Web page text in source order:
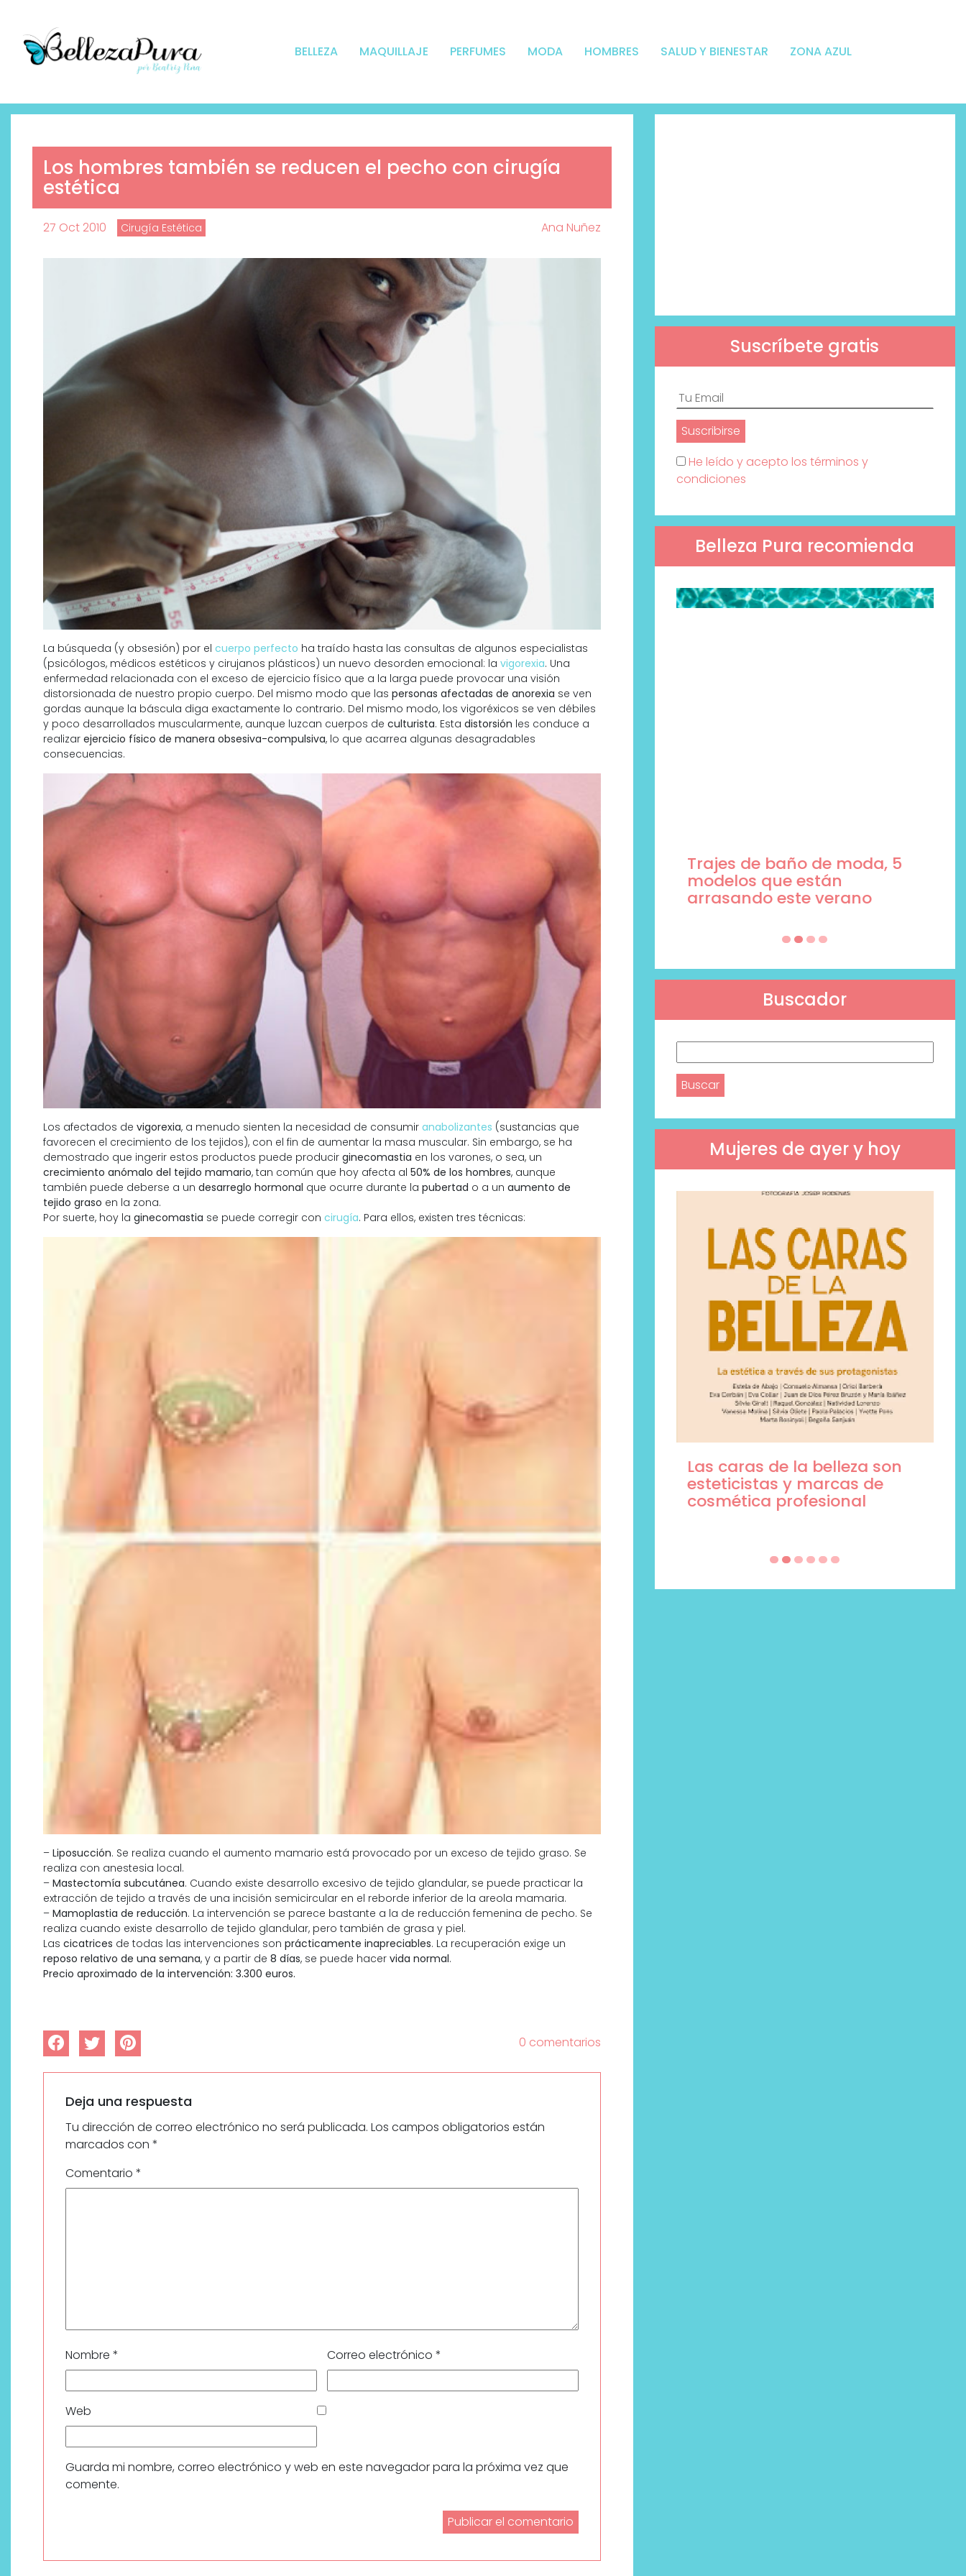
BELLEZA MAQUILLAJE PERFUMES MODA HOMBRES SALUD Y BIENESTAR ZONA AZUL
Los hombres también se reducen el pecho con cirugía
estética
27 Oct 2010 Cirugía Estética Ana Nuñez
La búsqueda (y obsesión) por el cuerpo perfecto ha traído hasta las consultas de algunos especialistas
(psicólogos, médicos estéticos y cirujanos plásticos) un nuevo desorden emocional: la vigorexia. Una
enfermedad relacionada con el exceso de ejercicio físico que a la larga puede provocar una visión
distorsionada de nuestro propio cuerpo. Del mismo modo que las personas afectadas de anorexia se ven
gordas aunque la báscula diga exactamente lo contrario. Del mismo modo, los vigoréxicos se ven débiles
y poco desarrollados muscularmente, aunque luzcan cuerpos de culturista. Esta distorsión les conduce a
realizar ejercicio físico de manera obsesiva-compulsiva, lo que acarrea algunas desagradables
consecuencias.
Los afectados de vigorexia, a menudo sienten la necesidad de consumir anabolizantes (sustancias que
favorecen el crecimiento de los tejidos), con el fin de aumentar la masa muscular. Sin embargo, se ha
demostrado que ingerir estos productos puede producir ginecomastia en los varones, o sea, un
crecimiento anómalo del tejido mamario, tan común que hoy afecta al 50% de los hombres, aunque
también puede deberse a un desarreglo hormonal que ocurre durante la pubertad o a un aumento de
tejido graso en la zona.
Por suerte, hoy la ginecomastia se puede corregir con cirugía. Para ellos, existen tres técnicas:
– Liposucción. Se realiza cuando el aumento mamario está provocado por un exceso de tejido graso. Se
realiza con anestesia local.
– Mastectomía subcutánea. Cuando existe desarrollo excesivo de tejido glandular, se puede practicar la
extracción de tejido a través de una incisión semicircular en el reborde inferior de la areola mamaria.
– Mamoplastia de reducción. La intervención se parece bastante a la de reducción femenina de pecho. Se
realiza cuando existe desarrollo de tejido glandular, pero también de grasa y piel.
Las cicatrices de todas las intervenciones son prácticamente inapreciables. La recuperación exige un
reposo relativo de una semana, y a partir de 8 días, se puede hacer vida normal.
Precio aproximado de la intervención: 3.300 euros.
0 comentarios
Deja una respuesta
Tu dirección de correo electrónico no será publicada. Los campos obligatorios están
marcados con *
Comentario *
Nombre * Correo electrónico*
Web
Guarda mi nombre, correo electrónico y web en este navegador para la próxima vez que
comente.
Suscríbete gratis
He leído y acepto los términos y
condiciones
Belleza Pura recomienda
Descubre cómo la cosmética
profesional va desde las
cabinas a tu rutina diaria
Por qué los bálsamos de CBD
tópico se han convertido en
uno de los productos de
bienestar más buscados
Trajes de baño de moda, 5
modelos que están
arrasando este verano
Buscador
Mujeres de ayer y hoy
¿Qué revelan las zapatillas
de Alexia Putellas para Nike
sobre la nueva era del
objeto-artista?
Labeau Organic continúa
apostando por la cosmética
del bienestar
Las caras de la belleza son
esteticistas y marcas de
cosmética profesional